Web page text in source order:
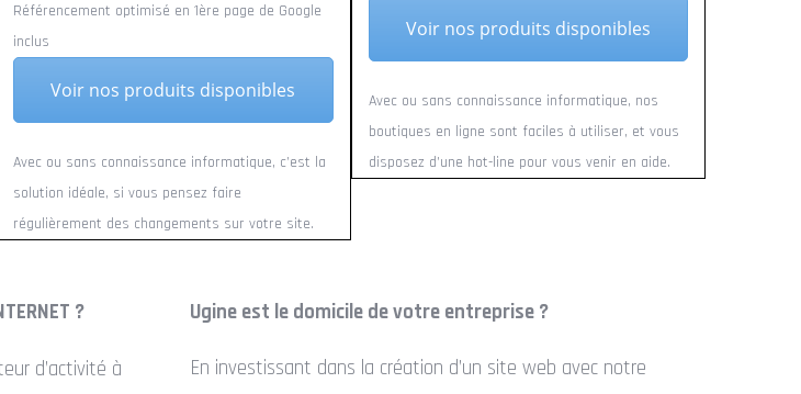
Référencement optimisé en 1ère page de Google
inclus
Voir nos produits disponibles
Avec ou sans connaissance informatique, c’est la
solution idéale, si vous pensez faire
régulièrement des changements sur votre site.
Voir nos produits disponibles
Avec ou sans connaissance informatique, nos
boutiques en ligne sont faciles à utiliser, et vous
disposez d’une hot-line pour vous venir en aide.
?
d’activité à
Ugine est le domicile de votre entreprise ?
En investissant dans la création d’un site web avec notre